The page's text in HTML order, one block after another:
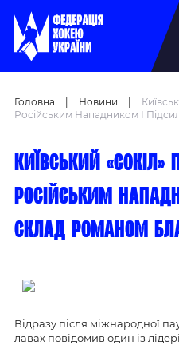
Головна Новини
Російським Нападником І
Київський
російським
склад Романом
Відразу після міжнародної
лавах повідомив один із